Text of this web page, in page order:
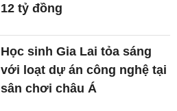
12 tỷ đồng
Học sinh Gia Lai tỏa sáng
với loạt dự án công nghệ tại
sân chơi châu Á